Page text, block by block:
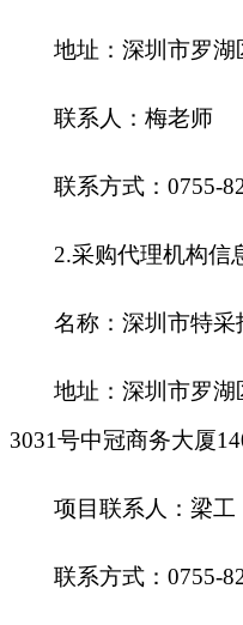
地址：深圳市罗湖
联系人：梅老师
联系方式：0755-
2.采购代理机构信
名称：深圳市特采
地址：深圳市罗
3031号中冠商务大厦
项目联系人：梁工
联系方式：0755-